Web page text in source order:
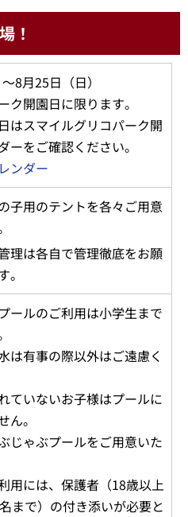
！
8月25日（日）
ク開園日に限ります。
はスマイルグリコパーク開
ーをご確認ください。
ンダー
子用のテントを各々ご用意
理は各自で管理徹底をお願
。
ールのご利用は小学生まで
は有事の際以外はご遠慮く
ていないお子様はプールに
ん。
じゃぶプールをご用意いた
用には、保護者（18歳以上
まで）の付き添いが必要と